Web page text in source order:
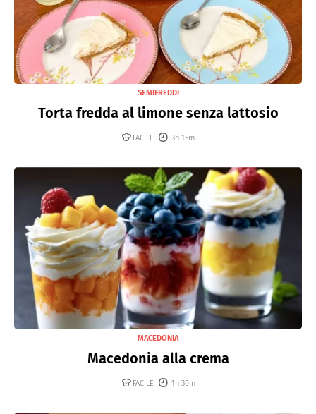
SEMIFREDDI
Torta fredda al limone senza lattosio
FACILE 3h 15m
MACEDONIA
Macedonia alla crema
FACILE 1h 30m